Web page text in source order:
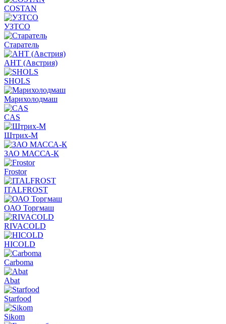
COSTAN
УЗТСО
Старатель
АНТ (Австрия)
SHOLS
Марихолодмаш
CAS
Штрих-М
ЗАО МАССА-К
Frostor
ITALFROST
ОАО Торгмаш
RIVACOLD
HICOLD
Carboma
Abat
Starfood
Sikom